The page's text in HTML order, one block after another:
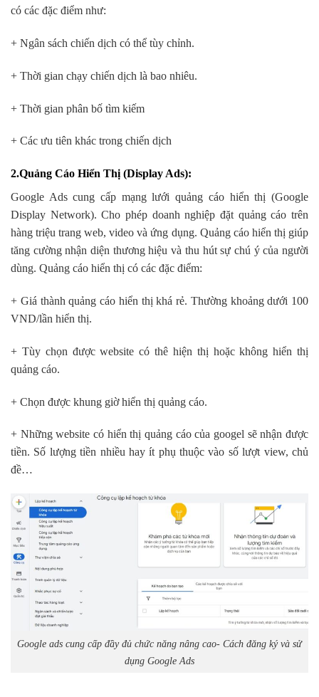
có các đặc điểm như:
+ Ngân sách chiến dịch có thể tùy chỉnh.
+ Thời gian chạy chiến dịch là bao nhiêu.
+ Thời gian phân bố tìm kiếm
+ Các ưu tiên khác trong chiến dịch
2.Quảng Cáo Hiển Thị (Display Ads):
Google Ads cung cấp mạng lưới quảng cáo hiển thị (Google
Display Network). Cho phép doanh nghiệp đặt quảng cáo trên
hàng triệu trang web, video và ứng dụng. Quảng cáo hiển thị giúp
tăng cường nhận diện thương hiệu và thu hút sự chú ý của người
dùng. Quảng cáo hiển thị có các đặc điểm:
+ Giá thành quảng cáo hiển thị khá rẻ. Thường khoảng dưới 100
VND/lần hiển thị.
+ Tùy chọn được website có thê hiện thị hoặc không hiển thị
quảng cáo.
+ Chọn được khung giờ hiển thị quảng cáo.
+ Những website có hiển thị quảng cáo của googel sẽ nhận được
tiền. Số lượng tiền nhiều hay ít phụ thuộc vào số lượt view, chủ
đề…
Google ads cung cấp đầy đủ chức năng nâng cao- Cách đăng ký và sử
dụng Google Ads